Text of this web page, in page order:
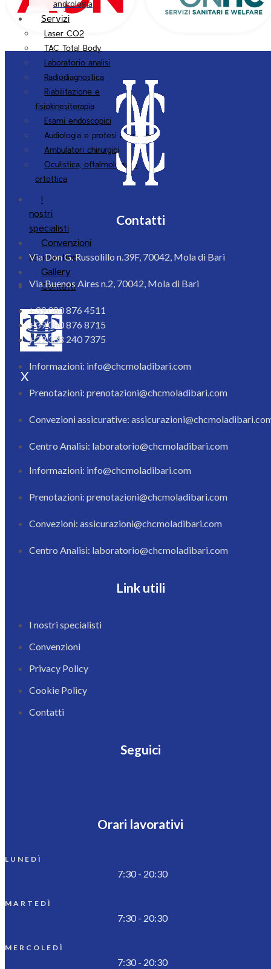
andrologia
Servizi
Laser CO2
TAC Total Body
Laboratorio analisi
Radiodiagnostica
Riabilitazione e
fisiokinesiterapia
Esami endoscopici
Audiologia e protesi acustiche
Ambulatori chirurgici
Oculistica, oftalmologia e
ortottica
I
nostri
specialisti
Convenzioni
assicurative
Gallery
Contatti
X
Contatti
Via Don G. Russolillo n.39F, 70042, Mola di Bari
Via Buenos Aires n.2, 70042, Mola di Bari
+39 080 876 4511
+39 080 876 8715
+39 338 240 7375
Informazioni: info@chcmoladibari.com
Prenotazioni: prenotazioni@chcmoladibari.com
Convezioni assicurative:
Centro Analisi: laboratorio@chcmoladibari.com
Informazioni: info@chcmoladibari.com
Prenotazioni: prenotazioni@chcmoladibari.com
Convezioni: assicurazioni@chcmoladibari.com
Centro Analisi: laboratorio@chcmoladibari.com
Link utili
I nostri specialisti
Convenzioni
Privacy Policy
Cookie Policy
Contatti
Seguici
Orari lavorativi
LUNEDÌ
7:30 - 20:30
MARTEDÌ
7:30 - 20:30
MERCOLEDÌ
7:30 - 20:30